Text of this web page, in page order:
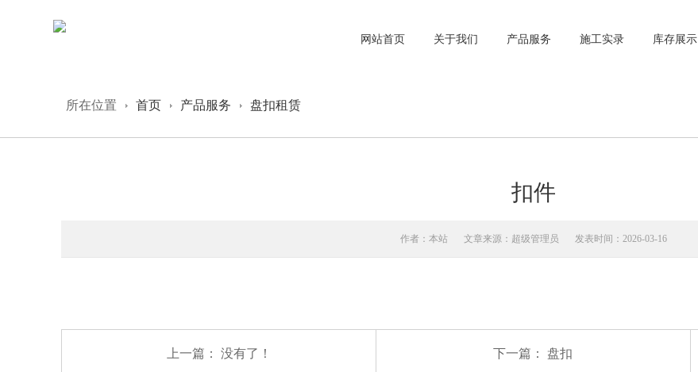
网站首页 关于我们 产品服务 施工实录 库存展示
所在位置 首页 产品服务 盘扣租赁
扣件
作者：本站 文章来源：超级管理员 发表时间：2026-03-16
上一篇： 没有了！ 下一篇： 盘扣